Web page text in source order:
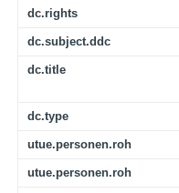
dc.rights
dc.subject.ddc
dc.title
dc.type
utue.personen.roh
utue.personen.roh